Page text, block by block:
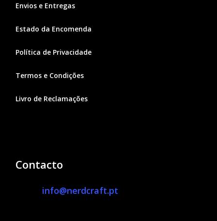
Envios e Entregas
Estado da Encomenda
Política de Privacidade
Termos e Condições
Livro de Reclamações
Contacto
info@nerdcraft.pt